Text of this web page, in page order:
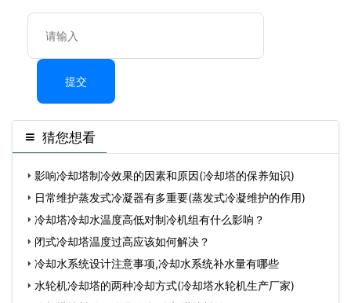
提交
猜您想看
影响冷却塔制冷效果的因素和原因(冷却塔的保养知识)
日常维护蒸发式冷凝器有多重要(蒸发式冷凝维护的作用)
冷却塔冷却水温度高低对制冷机组有什么影响？
闭式冷却塔温度过高应该如何解决？
冷却水系统设计注意事项,冷却水系统补水量有哪些
水轮机冷却塔的两种冷却方式(冷却塔水轮机生产厂家)